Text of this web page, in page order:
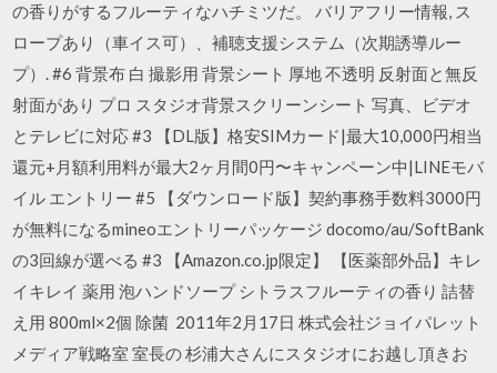
の香りがするフルーティなハチミツだ。 バリアフリー情報, ス
ロープあり（車イス可）、補聴支援システム（次期誘導ルー
プ）. #6 背景布 白 撮影用 背景シート 厚地 不透明 反射面と無反
射面があり プロ スタジオ背景スクリーンシート 写真、ビデオ
とテレビに対応 #3 【DL版】格安SIMカード|最大10,000円相当
還元+月額利用料が最大2ヶ月間0円〜キャンペーン中|LINEモバ
イル エントリー #5 【ダウンロード版】契約事務手数料3000円
が無料になるmineoエントリーパッケージ docomo/au/SoftBank
の3回線が選べる #3 【Amazon.co.jp限定】 【医薬部外品】キレ
イキレイ 薬用 泡ハンドソープ シトラスフルーティの香り 詰替
え用 800ml×2個 除菌 2011年2月17日 株式会社ジョイパレット
メディア戦略室 室長の 杉浦大さんにスタジオにお越し頂きお